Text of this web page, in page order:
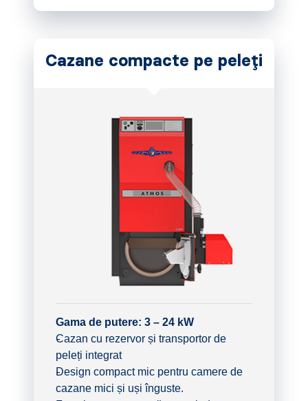
Cazane compacte pe peleți
Gama de putere: 3 – 24 kW
Cazan cu rezervor și transportor de
peleți integrat
Design compact mic pentru camere de
cazane mici și uși înguste.